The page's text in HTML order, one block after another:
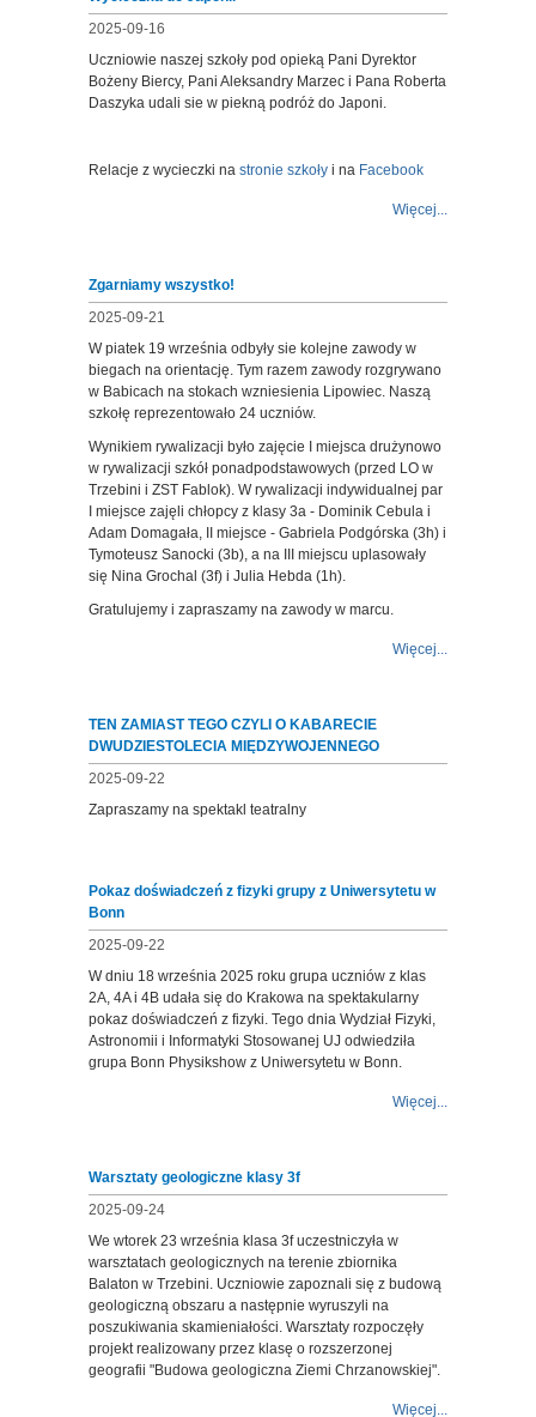
2025-09-16
Uczniowie naszej szkoły pod opieką Pani Dyrektor
Bożeny Biercy, Pani Aleksandry Marzec i Pana Roberta
Daszyka udali sie w piekną podróż do Japoni.
Relacje z wycieczki na stronie szkoły i na Facebook
Więcej...
Zgarniamy wszystko!
2025-09-21
W piatek 19 września odbyły sie kolejne zawody w
biegach na orientację. Tym razem zawody rozgrywano
w Babicach na stokach wzniesienia Lipowiec. Naszą
szkołę reprezentowało 24 uczniów.
Wynikiem rywalizacji było zajęcie I miejsca drużynowo
w rywalizacji szkół ponadpodstawowych (przed LO w
Trzebini i ZST Fablok). W rywalizacji indywidualnej par
I miejsce zajęli chłopcy z klasy 3a - Dominik Cebula i
Adam Domagała, II miejsce - Gabriela Podgórska (3h) i
Tymoteusz Sanocki (3b), a na III miejscu uplasowały
się Nina Grochal (3f) i Julia Hebda (1h).
Gratulujemy i zapraszamy na zawody w marcu.
Więcej...
TEN ZAMIAST TEGO CZYLI O KABARECIE
DWUDZIESTOLECIA MIĘDZYWOJENNEGO
2025-09-22
Zapraszamy na spektakl teatralny
Pokaz doświadczeń z fizyki grupy z Uniwersytetu w
Bonn
2025-09-22
W dniu 18 września 2025 roku grupa uczniów z klas
2A, 4A i 4B udała się do Krakowa na spektakularny
pokaz doświadczeń z fizyki. Tego dnia Wydział Fizyki,
Astronomii i Informatyki Stosowanej UJ odwiedziła
grupa Bonn Physikshow z Uniwersytetu w Bonn.
Więcej...
Warsztaty geologiczne klasy 3f
2025-09-24
We wtorek 23 września klasa 3f uczestniczyła w
warsztatach geologicznych na terenie zbiornika
Balaton w Trzebini. Uczniowie zapoznali się z budową
geologiczną obszaru a następnie wyruszyli na
poszukiwania skamieniałości. Warsztaty rozpoczęły
projekt realizowany przez klasę o rozszerzonej
geografii "Budowa geologiczna Ziemi Chrzanowskiej".
Więcej...